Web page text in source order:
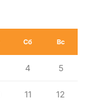
Сб Вс
4 5
11 12